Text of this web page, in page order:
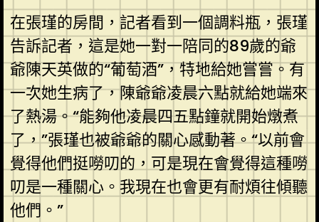
在張瑾的房間，記者看到一個調料瓶，張瑾
告訴記者，這是她一對一陪同的89歲的爺
爺陳天英做的“葡萄酒”，特地給她嘗嘗。有
一次她生病了，陳爺爺凌晨六點就給她端來
了熱湯。“能夠他凌晨四五點鐘就開始燉煮
了，”張瑾也被爺爺的關心感動著。“以前會
覺得他們挺嘮叨的，可是現在會覺得這種嘮
叨是一種關心。我現在也會更有耐煩往傾聽
他們。”